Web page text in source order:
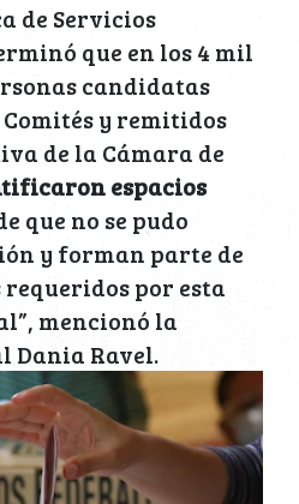
de Servicios
que en los 4 mil
candidatas
y remitidos
de la Cámara de
espacios
que no se pudo
y forman parte de
por esta
mencionó la
Dania Ravel.